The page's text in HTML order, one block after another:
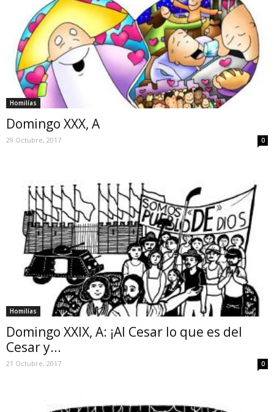
Homilías
Domingo XXX, A
29 Octubre, 2017 0
Homilías
Domingo XXIX, A: ¡Al Cesar lo que es del
Cesar y...
21 Octubre, 2017 0